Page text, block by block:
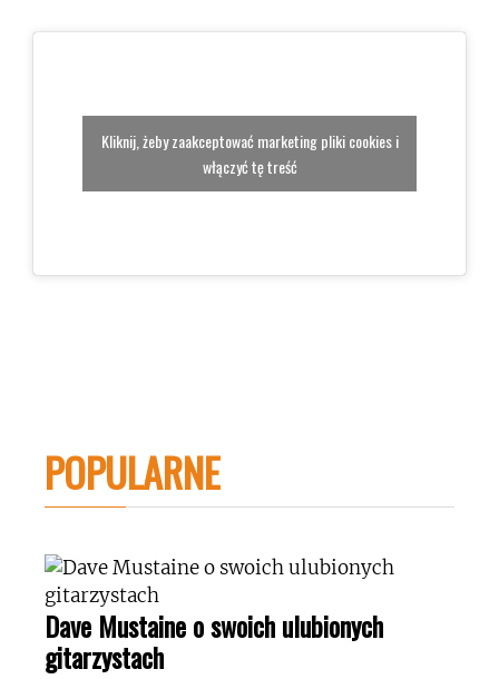
Kliknij, żeby zaakceptować marketing pliki cookies i
włączyć tę treść
POPULARNE
Dave Mustaine o swoich ulubionych
gitarzystach